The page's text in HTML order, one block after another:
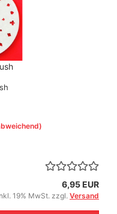
6,95 EUR
19% MwSt. zzgl.Versand